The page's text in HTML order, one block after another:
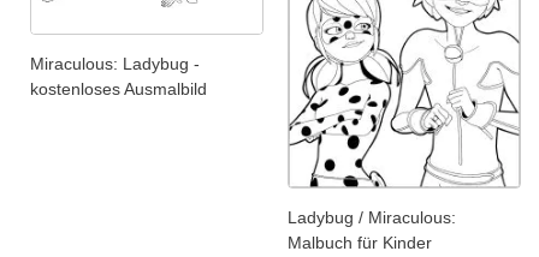
Miraculous: Ladybug -
kostenloses Ausmalbild
Ladybug / Miraculous:
Malbuch für Kinder